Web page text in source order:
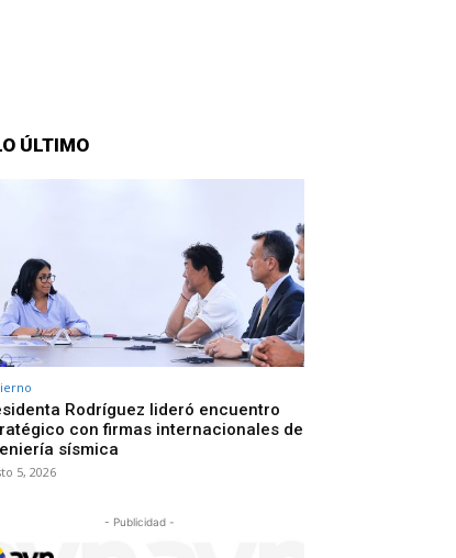
ÚLTIMO
Rodríguez lideró encuentro
con firmas internacionales de
sísmica
5, 2026
- Publicidad -